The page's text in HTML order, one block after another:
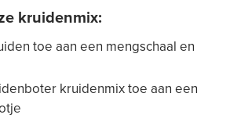
kruidenmix:
toe aan een mengschaal en
kruidenmix toe aan een